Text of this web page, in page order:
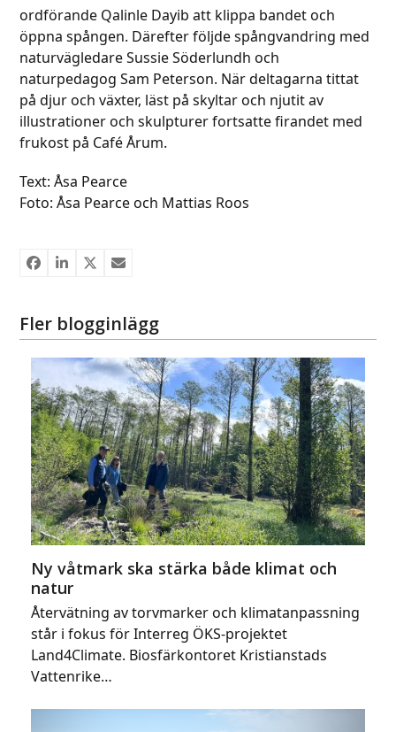
ordförande Qalinle Dayib att klippa bandet och
öppna spången. Därefter följde spångvandring med
naturvägledare Sussie Söderlundh och
naturpedagog Sam Peterson. När deltagarna tittat
på djur och växter, läst på skyltar och njutit av
illustrationer och skulpturer fortsatte firandet med
frukost på Café Årum.
Text: Åsa Pearce
Foto: Åsa Pearce och Mattias Roos
Fler blogginlägg
Ny våtmark ska stärka både klimat och
natur
Återvätning av torvmarker och klimatanpassning
står i fokus för Interreg ÖKS-projektet
Land4Climate. Biosfärkontoret Kristianstads
Vattenrike…